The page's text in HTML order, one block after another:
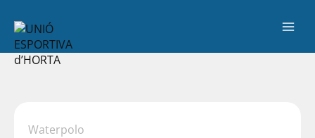
Waterpolo